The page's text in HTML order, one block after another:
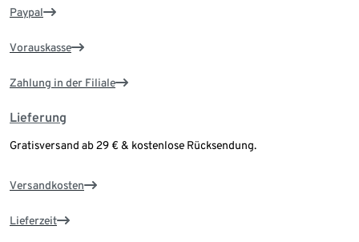
Paypal
Vorauskasse
Zahlung in der Filiale
Lieferung
Gratisversand ab 29 € & kostenlose Rücksendung.
Versandkosten
Lieferzeit